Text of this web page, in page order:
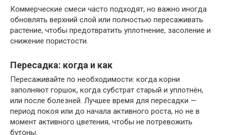
Коммерческие смеси часто подходят, но важно иногда
обновлять верхний слой или полностью пересаживать
растение, чтобы предотвратить уплотнение, засоление и
снижение пористости.
Пересадка: когда и как
Пересаживайте по необходимости: когда корни
заполняют горшок, когда субстрат старый и уплотнён,
или после болезней. Лучшее время для пересадки —
период покоя или до начала активного роста, но не в
момент активного цветения, чтобы не потревожить
бутоны.